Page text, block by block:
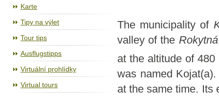
Karte
Tipy na výlet
Tour tips
Ausflugstipps
Virtuální prohlídky
Virtual tours
The municipality of
valley of the
at the altitude of
was named
at the same time. Its